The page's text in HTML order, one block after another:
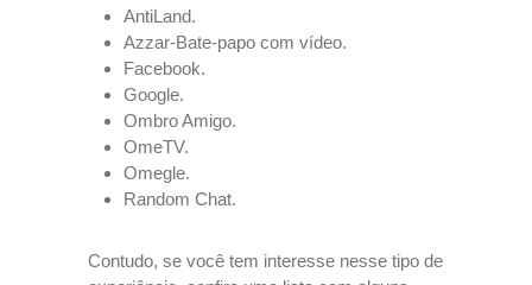
AntiLand.
Azzar-Bate-papo com vídeo.
Facebook.
Google.
Ombro Amigo.
OmeTV.
Omegle.
Random Chat.
Contudo, se você tem interesse nesse tipo de